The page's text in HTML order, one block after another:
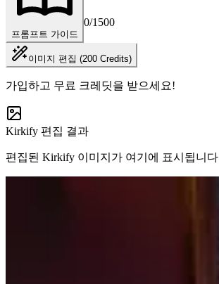
프롬프트 가이드
0/1500
이미지 편집 (200 Credits)
가입하고 무료 크레딧을 받으세요!
Kirkify 편집 결과
편집된 Kirkify 이미지가 여기에 표시됩니다